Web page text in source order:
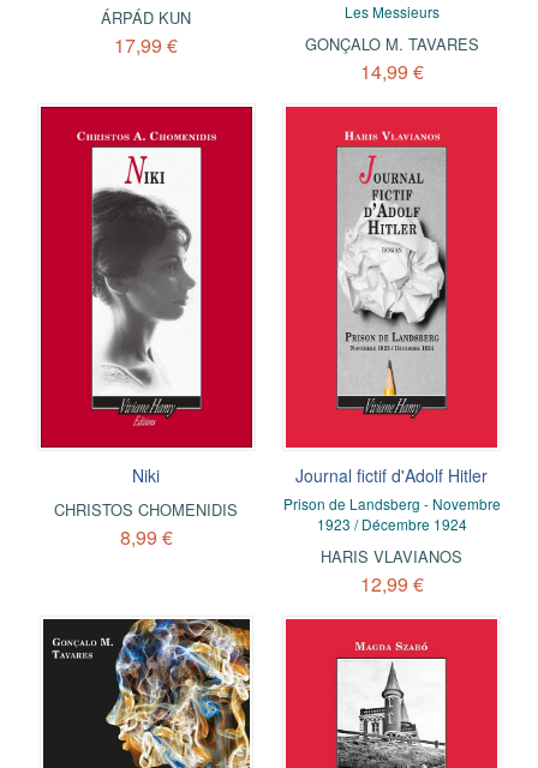
ÁRPÁD KUN
17,99 €
Les Messieurs
GONÇALO M. TAVARES
14,99 €
Niki
CHRISTOS CHOMENIDIS
8,99 €
Journal fictif d'Adolf Hitler
Prison de Landsberg - Novembre
1923 / Décembre 1924
HARIS VLAVIANOS
12,99 €